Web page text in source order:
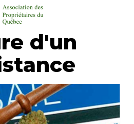
principal
d'un